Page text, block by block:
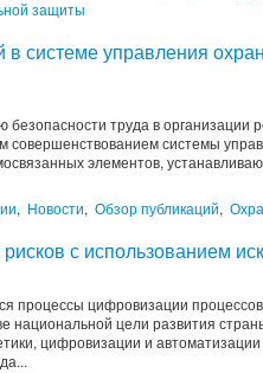
защиты
системе управления
труда в организации
системы
элементов,
, Новости, Обзор публикаций,
с использованием
процессы цифровизации
национальной цели развития
цифровизации и